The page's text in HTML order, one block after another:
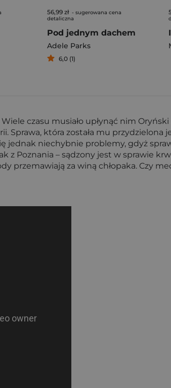
56,99 zł - sugerowana cena
detaliczna
Pod jednym dachem
Adele Parks
6,0 (1)
czasu musiało upłynąć nim Oryński
Sprawa, która została mu
jednak niechybnie problemy, gdyż
z Poznania – sądzony jest w sprawie
przemawiają za winą chłopaka. Czy